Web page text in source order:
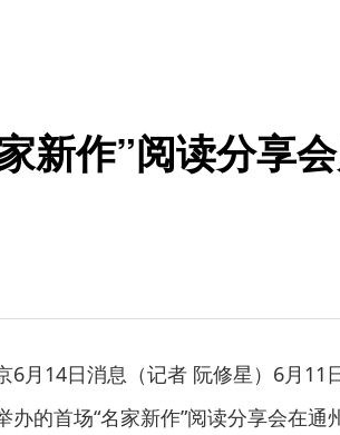
新作”阅读分享
6月14日消息（记者 阮修星）6月11
办的首场“名家新作”阅读分享会在